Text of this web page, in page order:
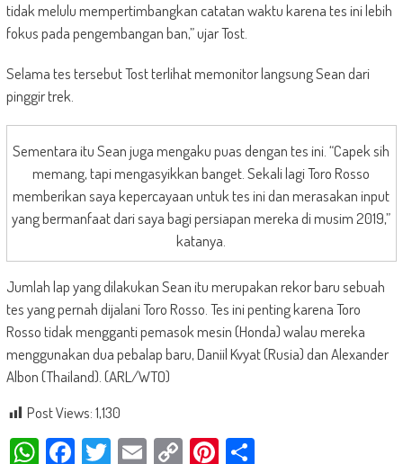
tidak melulu mempertimbangkan catatan waktu karena tes ini lebih
fokus pada pengembangan ban,” ujar Tost.
Selama tes tersebut Tost terlihat memonitor langsung Sean dari
pinggir trek.
Sementara itu Sean juga mengaku puas dengan tes ini. “Capek sih
memang, tapi mengasyikkan banget. Sekali lagi Toro Rosso
memberikan saya kepercayaan untuk tes ini dan merasakan input
yang bermanfaat dari saya bagi persiapan mereka di musim 2019,”
katanya.
Jumlah lap yang dilakukan Sean itu merupakan rekor baru sebuah
tes yang pernah dijalani Toro Rosso. Tes ini penting karena Toro
Rosso tidak mengganti pemasok mesin (Honda) walau mereka
menggunakan dua pebalap baru, Daniil Kvyat (Rusia) dan Alexander
Albon (Thailand). (ARL/WTO)
Post Views:1,130
WhatsApp
Facebook
Twitter
EmailCopyPinterest
Share